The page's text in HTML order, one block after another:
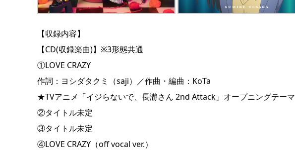
【収録内容】
【CD(収録楽曲)】※3形態共通
①LOVE CRAZY
作詞：ヨシダタクミ（saji）／作曲・編曲：KoTa
★TVアニメ「イジらないで、長瀞さん 2nd Attack」オープニングテーマ
②タイトル未定
③タイトル未定
④LOVE CRAZY（off vocal ver.）